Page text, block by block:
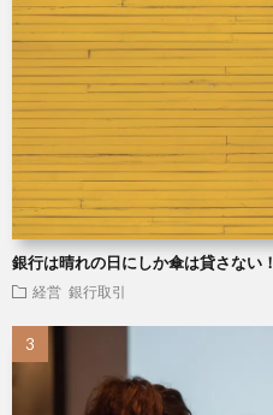
銀行は晴れの日にしか傘は貸さない！
経営 銀行取引